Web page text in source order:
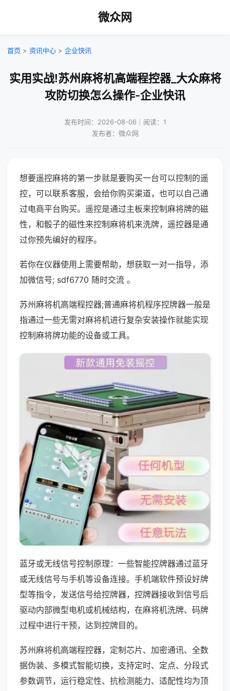
微众网
首页 > 资讯中心 > 企业快讯
实用实战!苏州麻将机高端程控器_大众麻将
攻防切换怎么操作-企业快讯
发布时间：2026-08-06｜阅读：1
发布者：微众网
想要遥控麻将的第一步就是要购买一台可以控制的遥
控，可以联系客服，会给你购买渠道，也可以自己通
过电商平台购买。遥控是通过主板来控制麻将牌的磁
性，和骰子的磁性来控制麻将机来洗牌，遥控器是通
过你预先编好的程序。
若你在仪器使用上需要帮助，想获取一对一指导，添
加微信号; sdf6770 随时交流 。
苏州麻将机高端程控器;普通麻将机程序控牌器一般是
指通过一些无需对麻将机进行复杂安装操作就能实现
控制麻将牌功能的设备或工具。
蓝牙或无线信号控制原理：一些智能控牌器通过蓝牙
或无线信号与手机等设备连接。手机端软件预设好牌
型等指令，发送信号给控牌器，控牌器接收到信号后
驱动内部微型电机或机械结构，在麻将机洗牌、码牌
过程中进行干预，达到控牌目的。
苏州麻将机高端程控器，定制芯片、加密通讯、全数
据伪装、多模式智能切换，支持定时、定点、分段式
参数调节，运行稳定性、抗检测能力、适配性均为顶